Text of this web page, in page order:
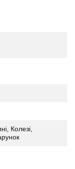
Колезі,